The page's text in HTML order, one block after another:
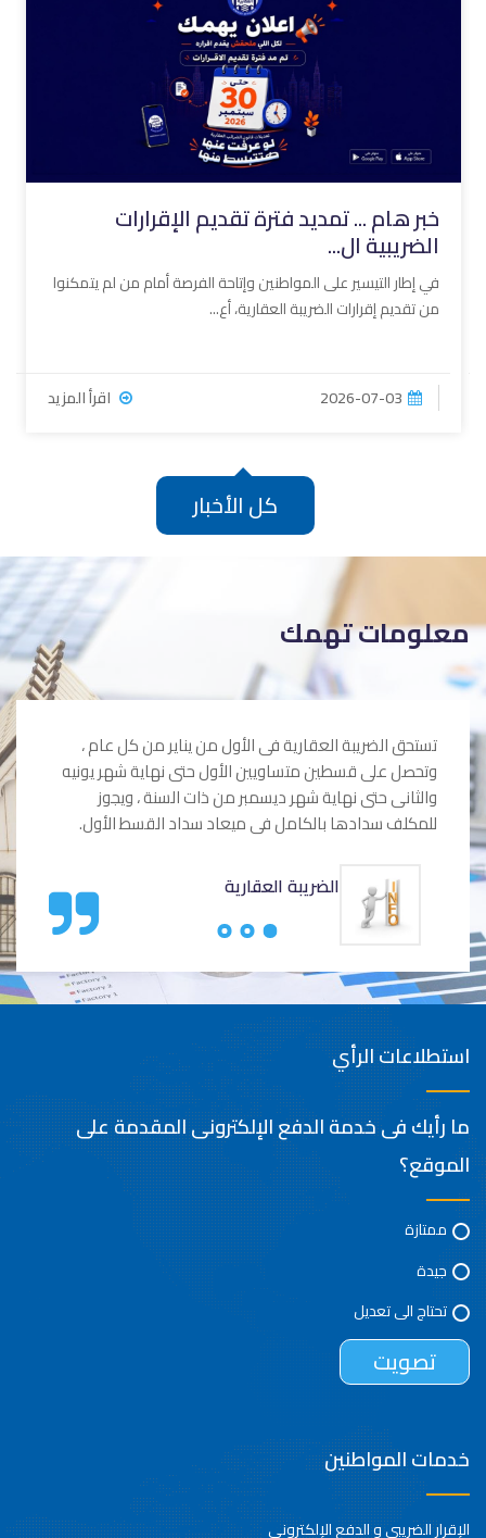
خبر هام ... تمديد فترة تقديم الإقرارات
الضريبية ال...
في إطار التيسير على المواطنين وإتاحة الفرصة أمام من لم يتمكنوا
من تقديم إقرارات الضريبة العقارية، أع...
2026-07-03 اقرأ المزيد
كل الأخبار
معلومات تهمك
تستحق الضريبة العقارية فى الأول من يناير من كل عام ،
وتحصل على قسطين متساويين الأول حتى نهاية شهر يونيه
والثانى حتى نهاية شهر ديسمبر من ذات السنة ، ويجوز
للمكلف سدادها بالكامل فى ميعاد سداد القسط الأول.
الضريبة العقارية
استطلاعات الرأي
ما رأيك فى خدمة الدفع الإلكترونى المقدمة على
الموقع؟
ممتازة
جيدة
تحتاج الى تعديل
خدمات المواطنين
الإقرار الضريبي و الدفع الإلكتروني